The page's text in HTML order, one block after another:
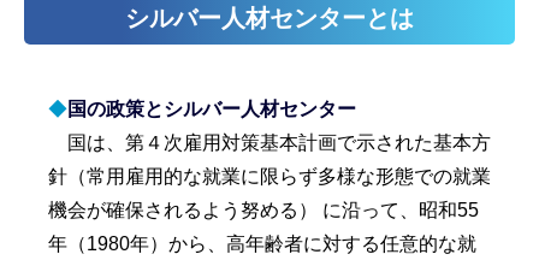
シルバー人材センターとは
◆国の政策とシルバー人材センター
国は、第４次雇用対策基本計画で示された基本方
針（常用雇用的な就業に限らず多様な形態での就業
機会が確保されるよう努める） に沿って、昭和55
年（1980年）から、高年齢者に対する任意的な就